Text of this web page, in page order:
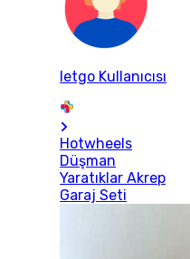
letgo Kullanıcısı
Hotwheels
Düşman
Yaratıklar Akrep
Garaj Seti